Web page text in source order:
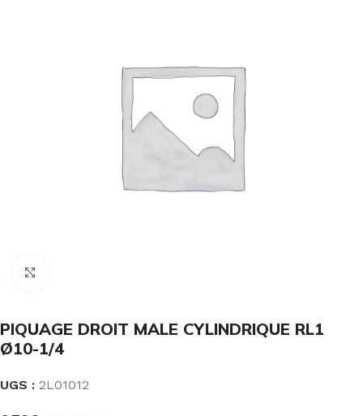
PIQUAGE DROIT MALE CYLINDRIQUE RL1
Ø10-1/4
UGS : 2L01012